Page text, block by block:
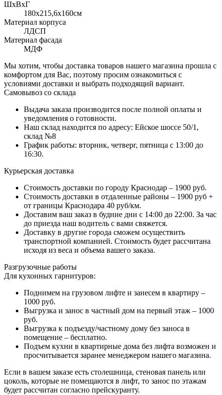
ШхВхГ
180x215,6х160см
Материал корпуса
ЛДСП
Материал фасада
МДФ
Мы хотим, чтобы доставка товаров нашего магазина прошла с
комфортом для Вас, поэтому просим ознакомиться с
условиями доставки и выбрать подходящий вариант.
Самовывоз со склада
Выдача заказа производится после полной оплаты и
уведомления о готовности.
Наш склад находится по адресу: Ейское шоссе 50/1,
склад №8
График работы: вторник, четверг, пятница с 13:00 до
16:30.
Курьерская доставка
Стоимость доставки по городу Краснодар – 1900 руб.
Стоимость доставки в отдаленные районы – 1900 руб +
от границы Краснодара 40 руб/км.
Доставим ваш заказ в будние дни с 14:00 до 22:00. За час
до приезда наш водитель с вами свяжется.
Доставку в другие города сможем осуществить
транспортной компанией. Стоимость будет рассчитана
исходя из веса и объема вашего заказа.
Разгрузочные работы
Для кухонных гарнитуров:
Поднимем на грузовом лифте и занесем в квартиру –
1000 руб.
Выгрузка и занос в частный дом на первый этаж – 1000
руб.
Выгрузка к подъезду/частному дому без заноса в
помещение – бесплатно.
Подъем кухни в квартирные дома без лифта возможен и
просчитывается заранее менеджером нашего магазина.
Если в вашем заказе есть столешница, стеновая панель или
цоколь, которые не помещаются в лифт, то занос по этажам
будет рассчитан согласно прейскуранту.